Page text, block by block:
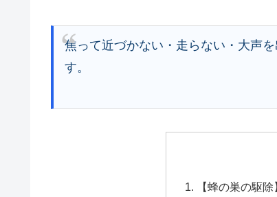
焦って近づかない・走らない・大声
す。
【蜂の巣の駆